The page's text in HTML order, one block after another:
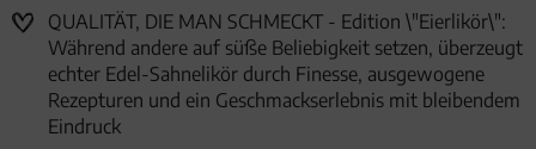
QUALITÄT, DIE MAN SCHMECKT - Edition \"Eierlikör\":
Während andere auf süße Beliebigkeit setzen, überzeugt
echter Edel-Sahnelikör durch Finesse, ausgewogene
Rezepturen und ein Geschmackserlebnis mit bleibendem
Eindruck